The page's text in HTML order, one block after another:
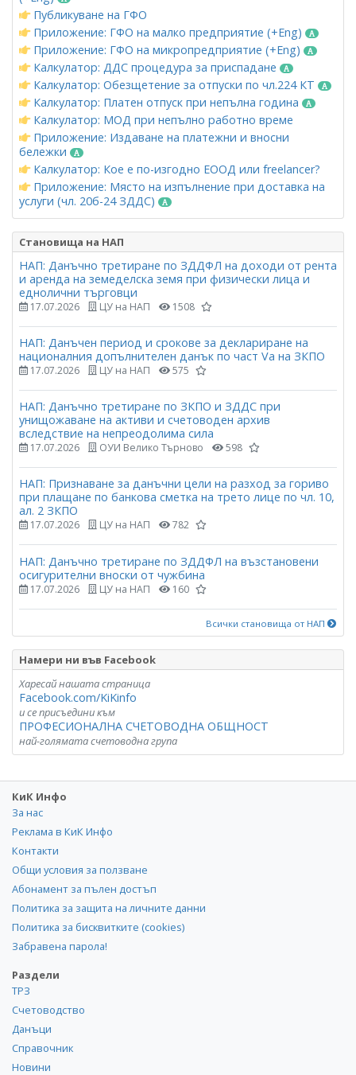
Публикуване на ГФО
Приложение: ГФО на малко предприятие (+Eng)
Приложение: ГФО на микропредприятие (+Eng)
Калкулатор: ДДС процедура за приспадане
Калкулатор: Обезщетение за отпуски по чл.224 КТ
Калкулатор: Платен отпуск при непълна година
Калкулатор: МОД при непълно работно време
Приложение: Издаване на платежни и вносни
бележки
Калкулатор: Кое е по-изгодно ЕООД или freelancer?
Приложение: Място на изпълнение при доставка на
услуги (чл. 20б-24 ЗДДС)
Становища на НАП
НАП: Данъчно третиране по ЗДДФЛ на доходи от рента
и аренда на земеделска земя при физически лица и
еднолични търговци
17.07.2026 ЦУ на НАП 1508
НАП: Данъчен период и срокове за деклариране на
националния допълнителен данък по част Vа на ЗКПО
17.07.2026 ЦУ на НАП 575
НАП: Данъчно третиране по ЗКПО и ЗДДС при
унищожаване на активи и счетоводен архив
вследствие на непреодолима сила
17.07.2026 ОУИ Велико Търново 598
НАП: Признаване за данъчни цели на разход за гориво
при плащане по банкова сметка на трето лице по чл. 10,
ал. 2 ЗКПО
17.07.2026 ЦУ на НАП 782
НАП: Данъчно третиране по ЗДДФЛ на възстановени
осигурителни вноски от чужбина
17.07.2026 ЦУ на НАП 160
Всички становища от НАП
Намери ни във Facebook
Харесай нашата страница
Facebook.com/KiKinfo
и се присъедини към
ПРОФЕСИОНАЛНА СЧЕТОВОДНА ОБЩНОСТ
най-голямата счетоводна група
КиК Инфо
За нас
Реклама в КиК Инфо
Контакти
Общи условия за ползване
Абонамент за пълен достъп
Политика за защита на личните данни
Политика за бисквитките (cookies)
Забравена парола!
Раздели
ТРЗ
Счетоводство
Данъци
Справочник
Новини